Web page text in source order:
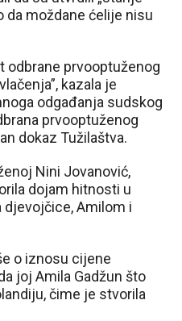
da moždane ćelije nisu
odbrane prvooptuženog
kazala je
odgađanja sudskog
prvooptuženog
dokaz Tužilaštva.
Nini Jovanović,
dojam hitnosti u
Amilom i
o iznosu cijene
joj Amila Gadžun što
čime je stvorila